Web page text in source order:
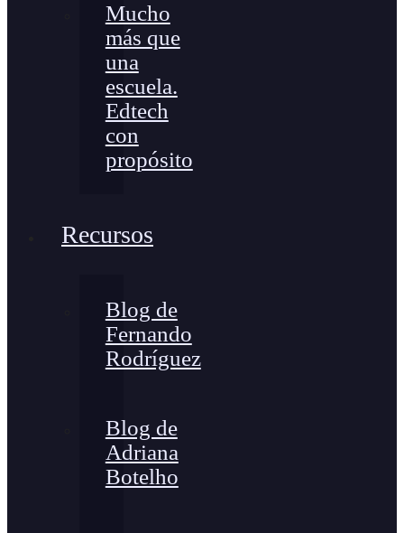
Mucho
más que
una
escuela.
Edtech
con
propósito
Recursos
Blog de
Fernando
Rodríguez
Blog de
Adriana
Botelho